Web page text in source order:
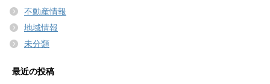
不動産情報
地域情報
未分類
最近の投稿